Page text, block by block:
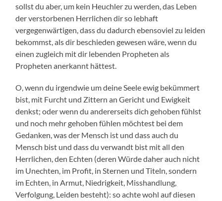
sollst du aber, um kein Heuchler zu werden, das Leben
der verstorbenen Herrlichen dir so lebhaft
vergegenwärtigen, dass du dadurch ebensoviel zu leiden
bekommst, als dir beschieden gewesen wäre, wenn du
einen zugleich mit dir lebenden Propheten als
Propheten anerkannt hättest.
O, wenn du irgendwie um deine Seele ewig bekümmert
bist, mit Furcht und Zittern an Gericht und Ewigkeit
denkst; oder wenn du andererseits dich gehoben fühlst
und noch mehr gehoben fühlen möchtest bei dem
Gedanken, was der Mensch ist und dass auch du
Mensch bist und dass du verwandt bist mit all den
Herrlichen, den Echten (deren Würde daher auch nicht
im Unechten, im Profit, in Sternen und Titeln, sondern
im Echten, in Armut, Niedrigkeit, Misshandlung,
Verfolgung, Leiden besteht): so achte wohl auf diesen